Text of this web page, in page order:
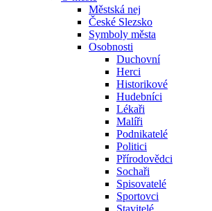
Městská nej
České Slezsko
Symboly města
Osobnosti
Duchovní
Herci
Historikové
Hudebníci
Lékaři
Malíři
Podnikatelé
Politici
Přírodovědci
Sochaři
Spisovatelé
Sportovci